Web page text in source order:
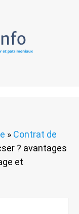
» Contrat de
? avantages
et